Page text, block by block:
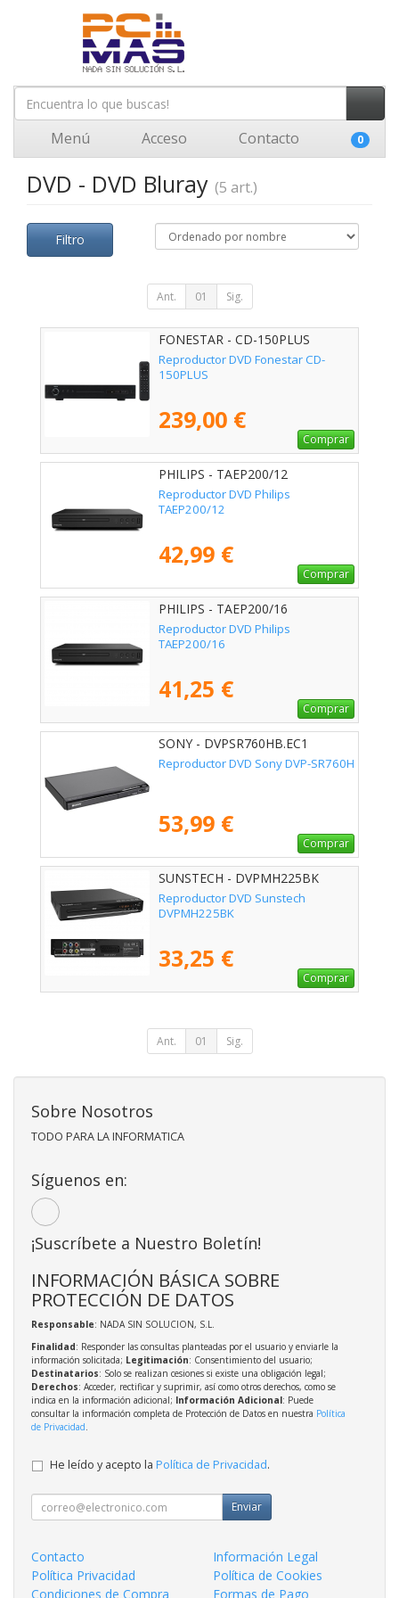
Menú Acceso Contacto 0
DVD - DVD Bluray (5 art.)
Filtro
Ant. 01 Sig.
FONESTAR - CD-150PLUS
Reproductor DVD Fonestar CD-
150PLUS
239,00 €
Comprar
PHILIPS - TAEP200/12
Reproductor DVD Philips
TAEP200/12
42,99 €
Comprar
PHILIPS - TAEP200/16
Reproductor DVD Philips
TAEP200/16
41,25 €
Comprar
SONY - DVPSR760HB.EC1
Reproductor DVD Sony DVP-SR760H
53,99 €
Comprar
SUNSTECH - DVPMH225BK
Reproductor DVD Sunstech
DVPMH225BK
33,25 €
Comprar
Ant. 01 Sig.
Sobre Nosotros
TODO PARA LA INFORMATICA
Síguenos en:
¡Suscríbete a Nuestro Boletín!
INFORMACIÓN BÁSICA SOBRE
PROTECCIÓN DE DATOS
Responsable: NADA SIN SOLUCION, S.L.
Finalidad: Responder las consultas planteadas por el usuario y enviarle la
información solicitada; Legitimación: Consentimiento del usuario;
Destinatarios: Solo se realizan cesiones si existe una obligación legal;
Derechos: Acceder, rectificar y suprimir, así como otros derechos, como se
indica en la información adicional; Información Adicional: Puede
consultar la información completa de Protección de Datos en nuestra Política
de Privacidad.
He leído y acepto la Política de Privacidad.
Enviar
Contacto
Información Legal
Política Privacidad
Política de Cookies
Condiciones de Compra
Formas de Pago